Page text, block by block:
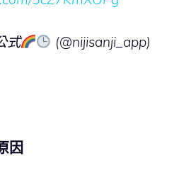
式
(@nijisanji_app)
因